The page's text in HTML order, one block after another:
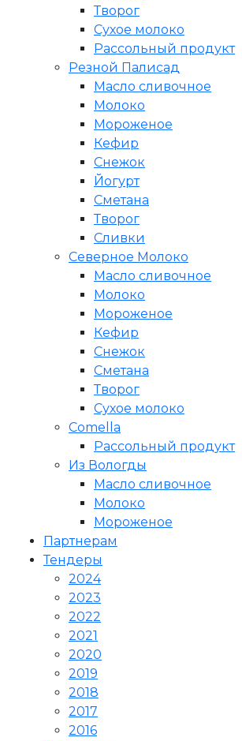
Творог
Сухое молоко
Рассольный продукт
Резной Палисад
Масло сливочное
Молоко
Мороженое
Кефир
Снежок
Йогурт
Сметана
Творог
Сливки
Северное Молоко
Масло сливочное
Молоко
Мороженое
Кефир
Снежок
Сметана
Творог
Сухое молоко
Comеlla
Рассольный продукт
Из Вологды
Масло сливочное
Молоко
Мороженое
Партнерам
Тендеры
2024
2023
2022
2021
2020
2019
2018
2017
2016